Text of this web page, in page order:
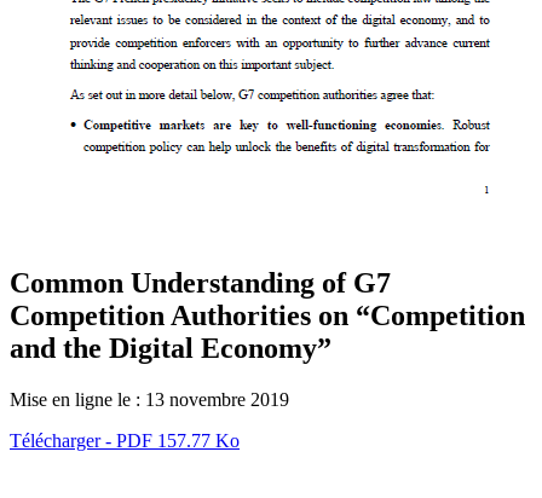
Common Understanding of G7
Competition Authorities on “Competition
and the Digital Economy”
Mise en ligne le : 13 novembre 2019
Télécharger - PDF 157.77 Ko